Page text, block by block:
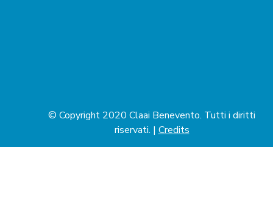
© Copyright 2020 Claai Benevento. Tutti i diritti
riservati. | Credits